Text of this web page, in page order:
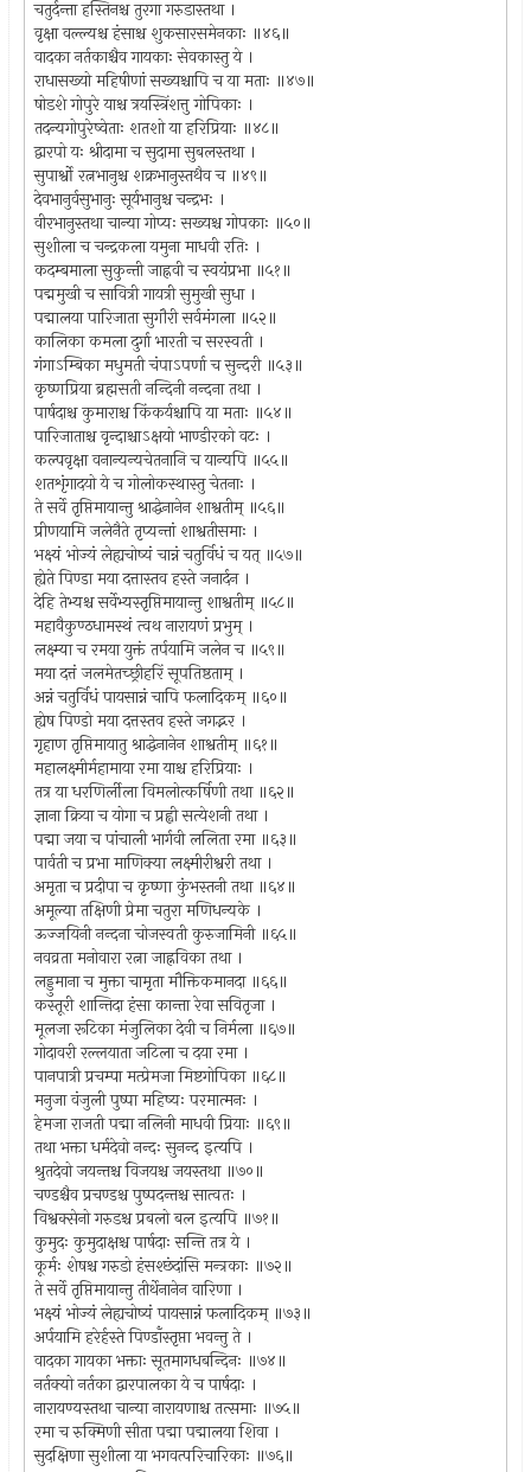
चतुर्दन्ता हस्तिनश्च तुरगा गरुडास्तथा ।
वृक्षा वल्ल्यश्च हंसाश्च शुकसारसमेनकाः ॥४६॥
वादका नर्तकाश्चैव गायकाः सेवकास्तु ये ।
राधासख्यो महिषीणां सख्यश्चापि च या मताः ॥४७॥
षोडशे गोपुरे याश्च त्रयस्त्रिंशत्तु गोपिकाः ।
तदन्यगोपुरेष्वेताः शतशो या हरिप्रियाः ॥४८॥
द्वारपो यः श्रीदामा च सुदामा सुबलस्तथा ।
सुपार्श्वो रत्नभानुश्च शक्रभानुस्तथैव च ॥४९॥
देवभानुर्वसुभानुः सूर्यभानुश्च चन्द्रभः ।
वीरभानुस्तथा चान्या गोप्यः सख्यश्च गोपकाः ॥५०॥
सुशीला च चन्द्रकला यमुना माधवी रतिः ।
कदम्बमाला सुकुन्ती जाह्नवी च स्वयंप्रभा ॥५१॥
पद्ममुखी च सावित्री गायत्री सुमुखी सुधा ।
पद्मालया पारिजाता सुगौरी सर्वमंगला ॥५२॥
कालिका कमला दुर्गा भारती च सरस्वती ।
गंगाऽम्बिका मधुमती चंपाऽपर्णा च सुन्दरी ॥५३॥
कृष्णप्रिया ब्रह्मसती नन्दिनी नन्दना तथा ।
पार्षदाश्च कुमाराश्च किंकर्यश्चापि या मताः ॥५४॥
पारिजाताश्च वृन्दाश्चाऽक्षयो भाण्डीरको वटः ।
कल्पवृक्षा वनान्यन्यचेतनानि च यान्यपि ॥५५॥
शतशृंगादयो ये च गोलोकस्थास्तु चेतनाः ।
ते सर्वे तृप्तिमायान्तु श्राद्धेनानेन शाश्वतीम् ॥५६॥
प्रीणयामि जलेनैते तृप्यन्तां शाश्वतीसमाः ।
भक्ष्यं भोज्यं लेह्यचोष्यं चान्नं चतुर्विधं च यत् ॥५७॥
ह्येते पिण्डा मया दत्तास्तव हस्ते जनार्दन ।
देहि तेभ्यश्च सर्वेभ्यस्तृप्तिमायान्तु शाश्वतीम् ॥५८॥
महावैकुण्ठधामस्थं त्वथ नारायणं प्रभुम् ।
लक्ष्म्या च रमया युक्तं तर्पयामि जलेन च ॥५९॥
मया दत्तं जलमेतच्छ्रीहरिं सूपतिष्ठताम् ।
अन्नं चतुर्विधं पायसान्नं चापि फलादिकम् ॥६०॥
ह्येष पिण्डो मया दत्तस्तव हस्ते जगद्भर ।
गृहाण तृप्तिमायातु श्राद्धेनानेन शाश्वतीम् ॥६१॥
महालक्ष्मीर्महामाया रमा याश्च हरिप्रियाः ।
तत्र या धरणिर्लीला विमलोत्कर्षिणी तथा ॥६२॥
ज्ञाना क्रिया च योगा च प्रह्वी सत्येशनी तथा ।
पद्मा जया च पांचाली भार्गवी ललिता रमा ॥६३॥
पार्वती च प्रभा माणिक्या लक्ष्मीरीश्वरी तथा ।
अमृता च प्रदीपा च कृष्णा कुंभस्तनी तथा ॥६४॥
अमूल्या तक्षिणी प्रेमा चतुरा मणिधन्यके ।
ऊज्जयिनी नन्दना चोजस्वती कुरुजामिनी ॥६५॥
नवव्रता मनोवारा रत्ना जाह्नविका तथा ।
लड्डुमाना च मुक्ता चामृता मौक्तिकमानदा ॥६६॥
कस्तूरी शान्तिदा हंसा कान्ता रेवा सवितृजा ।
मूलजा रूटिका मंजुलिका देवी च निर्मला ॥६७॥
गोदावरी रल्लयाता जटिला च दया रमा ।
पानपात्री प्रचम्पा मत्प्रेमजा मिष्टगोपिका ॥६८॥
मनुजा वंजुली पुष्पा महिष्यः परमात्मनः ।
हेमजा राजती पद्मा नलिनी माधवी प्रियाः ॥६९॥
तथा भक्ता धर्मदेवो नन्दः सुनन्द इत्यपि ।
श्रुतदेवो जयन्तश्च विजयश्च जयस्तथा ॥७०॥
चण्डश्चैव प्रचण्डश्च पुष्पदन्तश्च सात्वतः ।
विश्वक्सेनो गरुडश्च प्रबलो बल इत्यपि ॥७१॥
कुमुदः कुमुदाक्षश्च पार्षदाः सन्ति तत्र ये ।
कूर्मः शेषश्च गरुडो हंसश्छंदांसि मन्त्रकाः ॥७२॥
ते सर्वे तृप्तिमायान्तु तीर्थेनानेन वारिणा ।
भक्ष्यं भोज्यं लेह्यचोष्यं पायसान्नं फलादिकम् ॥७३॥
अर्पयामि हरेर्हस्ते पिण्डाँस्तृप्ता भवन्तु ते ।
वादका गायका भक्ताः सूतमागधबन्दिनः ॥७४॥
नर्तक्यो नर्तका द्वारपालका ये च पार्षदाः ।
नारायण्यस्तथा चान्या नारायणाश्च तत्समाः ॥७५॥
रमा च रुक्मिणी सीता पद्मा पद्मालया शिवा ।
सुदक्षिणा सुशीला या भगवत्परिचारिकाः ॥७६॥